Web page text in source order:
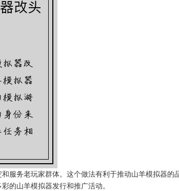
服务老玩家群体。这个做法有利于推动山羊模拟器的
的山羊模拟器发行和推广活动。